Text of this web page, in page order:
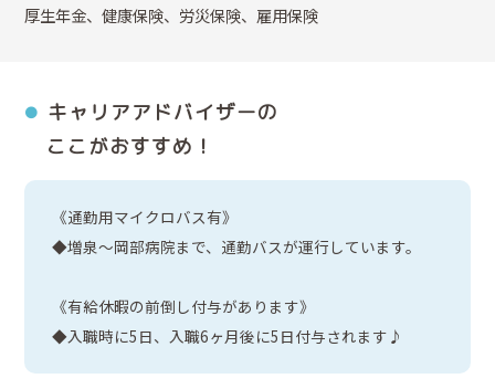
厚生年金、健康保険、労災保険、雇用保険
キャリアアドバイザーの
ここがおすすめ！
《通勤用マイクロバス有》
◆増泉～岡部病院まで、通勤バスが運行しています。
《有給休暇の前倒し付与があります》
◆入職時に5日、入職6ヶ月後に5日付与されます♪